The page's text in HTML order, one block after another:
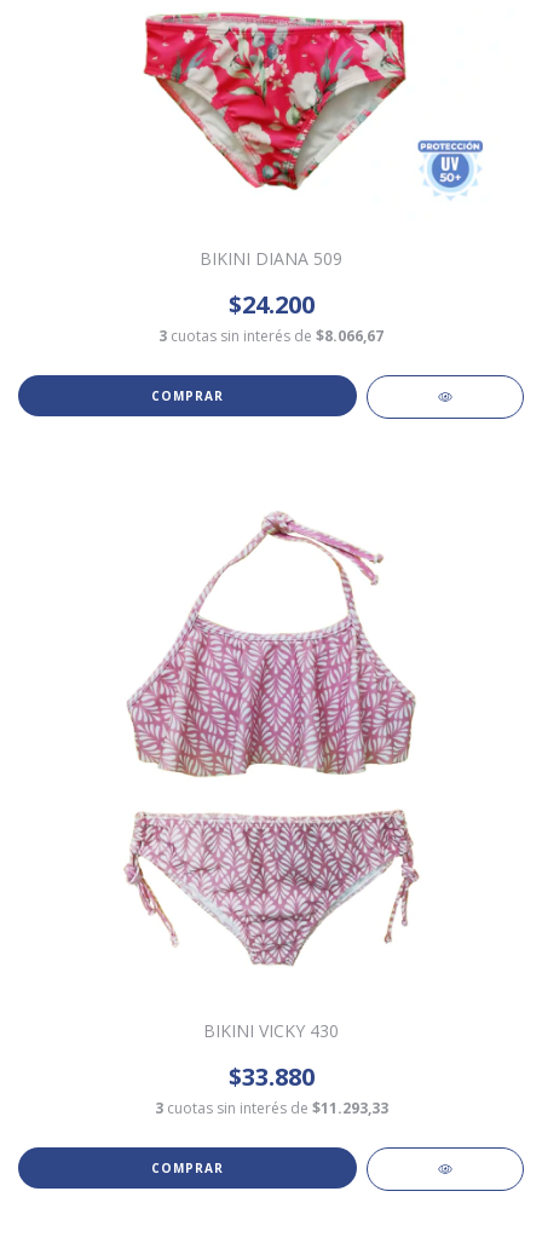
BIKINI DIANA 509
$24.200
3 cuotas sin interés de $8.066,67
COMPRAR
BIKINI VICKY 430
$33.880
3 cuotas sin interés de $11.293,33
COMPRAR